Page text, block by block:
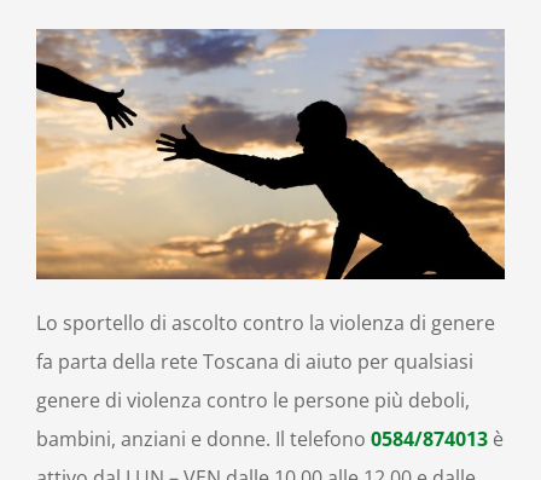
Lo sportello di ascolto contro la violenza di genere
fa parta della rete Toscana di aiuto per qualsiasi
genere di violenza contro le persone più deboli,
bambini, anziani e donne. Il telefono 0584/874013 è